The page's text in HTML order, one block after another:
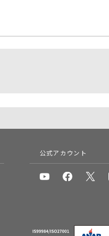
公式アカウント